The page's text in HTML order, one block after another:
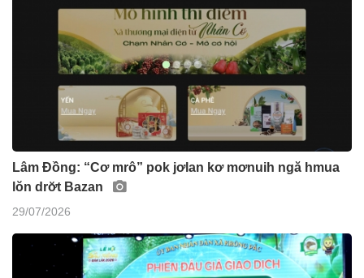
Lâm Đồng: “Cơ mrô” pok jơlan kơ mơnuih ngă hmua
lŏn drơ̆t Bazan
29/07/2026